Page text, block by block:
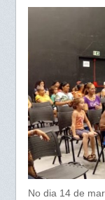
No dia 14 de